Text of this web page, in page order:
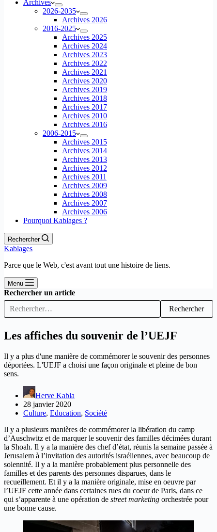
Archives
2026-2035
Archives 2026
2016-2025
Archives 2025
Archives 2024
Archives 2023
Archives 2022
Archives 2021
Archives 2020
Archives 2019
Archives 2018
Archives 2017
Archives 2010
Archives 2016
2006-2015
Archives 2015
Archives 2014
Archives 2013
Archives 2012
Archives 2011
Archives 2009
Archives 2008
Archives 2007
Archives 2006
Pourquoi Kablages ?
Rechercher
Kablages
Parce que le Web, c'est avant tout une histoire de liens.
Menu
Rechercher un article
Rechercher
Les affiches du souvenir de l’UEJF
Il y a plus d'une manière de commémorer le souvenir des personnes
déportées. L'UEJF a choisi une façon originale et pleine de bon
sens.
Herve Kabla
28 janvier 2020
Culture, Education, Société
Il y a plusieurs manières de commémorer la libération du camp
d’Auschwitz et de marquer le souvenir des familles décimées durant
la Shoah. Il y a la manière des chef d’état, réunis la semaine passée à
Jerusalem à l’invitation des autorités israéliennes, avec beaucoup de
solennité. Il y a la manière probablement plus personnelle des
familles et des parents des personnes disparues, dans le
recueillement. Et il y a la manière originale, mise en oeuvre par
l’UEJF cette année dans certaines rues du coeur de Paris, dans ce
qui s’apparente à une opération de street marketing orchestrée pour
une bonne cause.